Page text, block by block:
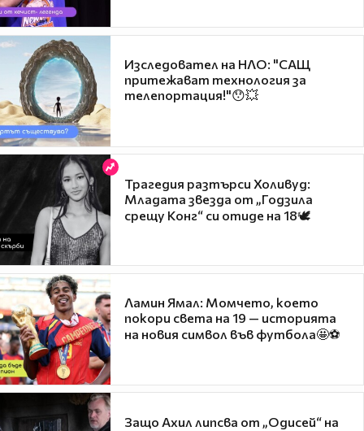
Изследовател на НЛО: "САЩ
притежават технология за
телепортация!"😯💥
Трагедия разтърси Холивуд:
Младата звезда от „Годзила
срещу Конг“ си отиде на 18🕊️
Ламин Ямал: Момчето, което
покори света на 19 — историята
на новия символ във футбола🤩⚽
Защо Ахил липсва от „Одисей“ на